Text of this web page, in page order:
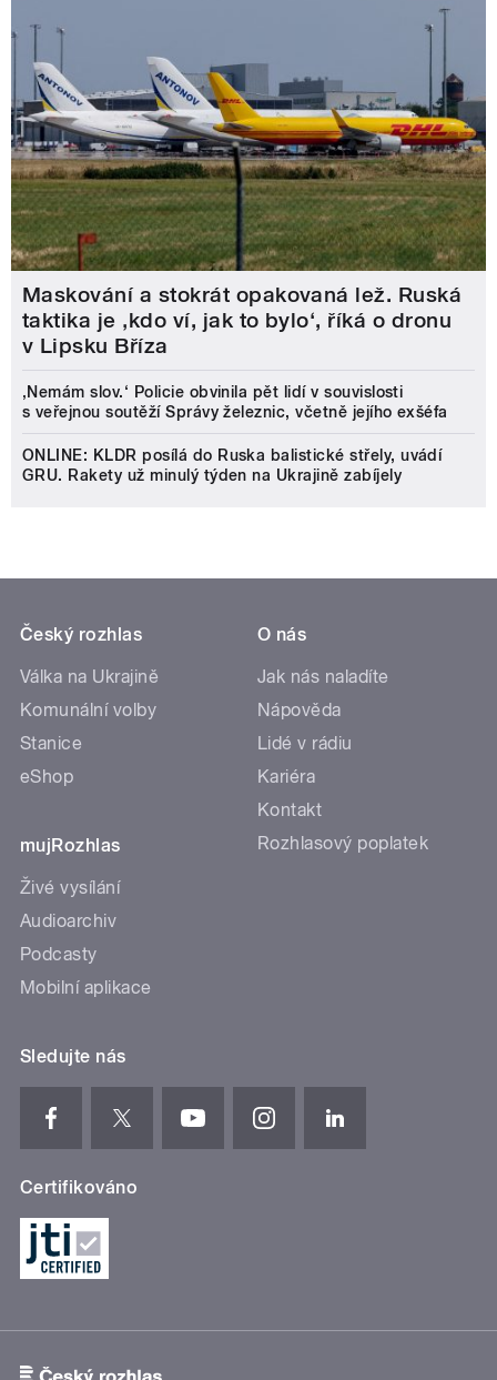
Maskování a stokrát opakovaná lež. Ruská
taktika je ‚kdo ví, jak to bylo‘, říká o dronu
v Lipsku Bříza
‚Nemám slov.‘ Policie obvinila pět lidí v souvislosti
s veřejnou soutěží Správy železnic, včetně jejího exšéfa
ONLINE: KLDR posílá do Ruska balistické střely, uvádí
GRU. Rakety už minulý týden na Ukrajině zabíjely
Český rozhlas
Válka na Ukrajině
Komunální volby
Stanice
eShop
mujRozhlas
Živé vysílání
Audioarchiv
Podcasty
Mobilní aplikace
O nás
Jak nás naladíte
Nápověda
Lidé v rádiu
Kariéra
Kontakt
Rozhlasový poplatek
Sledujte nás
Certifikováno